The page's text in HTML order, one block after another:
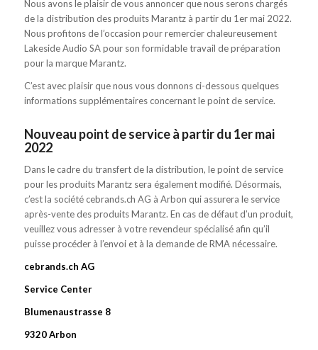
Nous avons le plaisir de vous annoncer que nous serons chargés
de la distribution des produits Marantz à partir du 1er mai 2022.
Nous profitons de l’occasion pour remercier chaleureusement
Lakeside Audio SA pour son formidable travail de préparation
pour la marque Marantz.
C’est avec plaisir que nous vous donnons ci-dessous quelques
informations supplémentaires concernant le point de service.
Nouveau point de service à partir du 1er mai
2022
Dans le cadre du transfert de la distribution, le point de service
pour les produits Marantz sera également modifié. Désormais,
c’est la société cebrands.ch AG à Arbon qui assurera le service
après-vente des produits Marantz. En cas de défaut d’un produit,
veuillez vous adresser à votre revendeur spécialisé afin qu’il
puisse procéder à l’envoi et à la demande de RMA nécessaire.
cebrands.ch AG
Service Center
Blumenaustrasse 8
9320 Arbon